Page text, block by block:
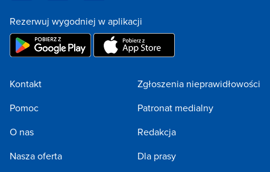
Rezerwuj wygodniej w aplikacji
Kontakt
Pomoc
O nas
Nasza oferta
Zgłoszenia nieprawidłowości
Patronat medialny
Redakcja
Dla prasy